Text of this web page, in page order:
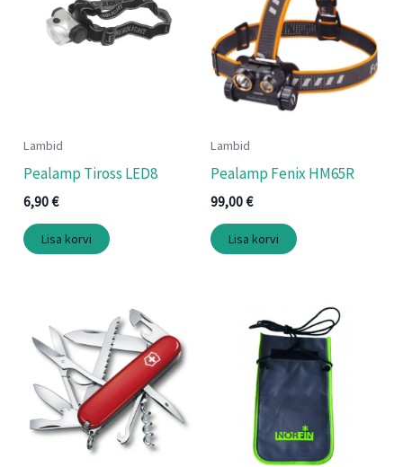
Lambid
Pealamp Tiross LED8
6,90€
Lisa korvi
Lambid
Pealamp Fenix HM65R
99,00€
Lisa korvi